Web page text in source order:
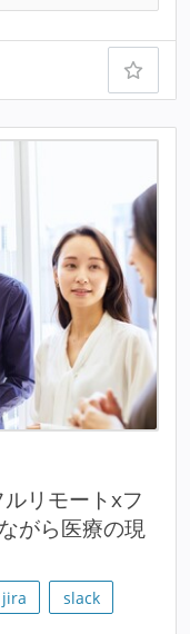
リモートxフ
がら医療の現
jira
slack